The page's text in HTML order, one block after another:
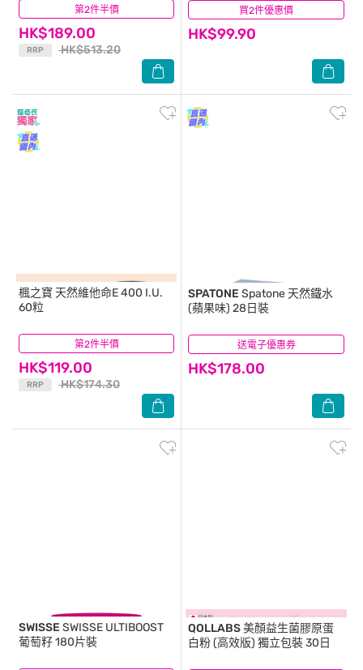
第2件半價
HK$189.00
RRP HK$513.20
(6) 買2件優惠價
HK$99.90
(5)
第2件半價
楓之寶 天然維他命E 400 I.U.
60粒
HK$119.00
RRP HK$174.30
(9) 送電子優惠券
SPATONE Spatone 天然鐵水
(蘋果味) 28日裝
HK$178.00
(52)
SWISSE SWISSE ULTIBOOST
葡萄籽 180片裝
QOLLABS美顏益生菌膠原蛋
白粉 (高效版) 獨立包裝 30日